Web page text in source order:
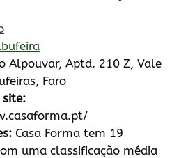
Alpouvar, Aptd. 210 Z, Vale
Faro
site:
Casa Forma tem 19
uma classificação média